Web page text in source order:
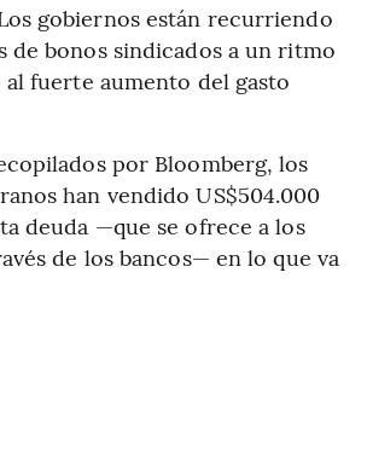
gobiernos están recurriendo
de bonos sindicados a un ritmo
fuerte aumento del gasto
por Bloomberg, los
han vendido US$504.000
deuda —que se ofrece a los
de los bancos— en lo que va